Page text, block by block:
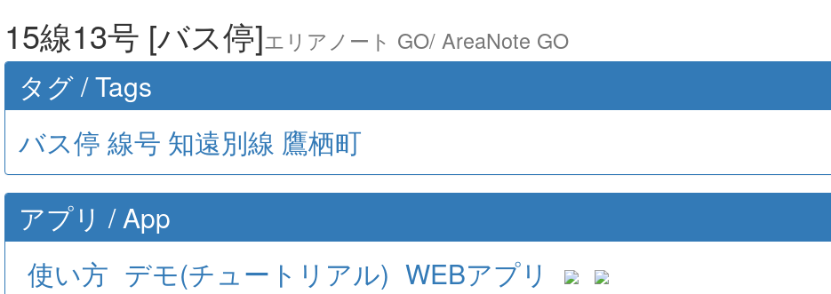
15線13号 [バス停]エリアノート GO/ AreaNote GO
タグ / Tags
バス停 線号 知遠別線 鷹栖町
アプリ / App
使い方 デモ(チュートリアル) WEBアプリ